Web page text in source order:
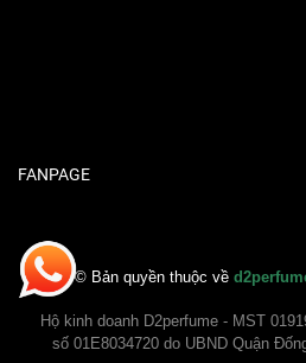
FANPAGE
© Bản quyền thuộc về
Hộ kinh doanh D2perfume - MST
số 01E8034720 do UBND Quận